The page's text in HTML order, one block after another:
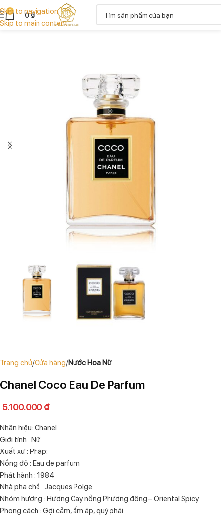
Skip to navigation
Skip to main content
0 0₫
Trang chủ Cửa hàng Nước Hoa Nữ
Chanel Coco Eau De Parfum
5.100.000₫
Nhãn hiệu: Chanel
Giới tính : Nữ
Xuất xứ : Pháp:
Nồng độ : Eau de parfum
Phát hành : 1984
Nhà pha chế : Jacques Polge
Nhóm hương : Hương Cay nồng Phương đông – Oriental Spicy
Phong cách : Gợi cảm, ấm áp, quý phái.